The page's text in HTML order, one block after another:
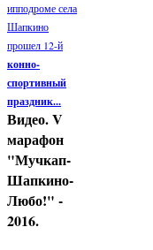
ипподроме села
Шапкино
прошел 12-й
конно-
спортивный
праздник...
Видео. V
марафон
"Мучкап-
Шапкино-
Любо!" -
2016.